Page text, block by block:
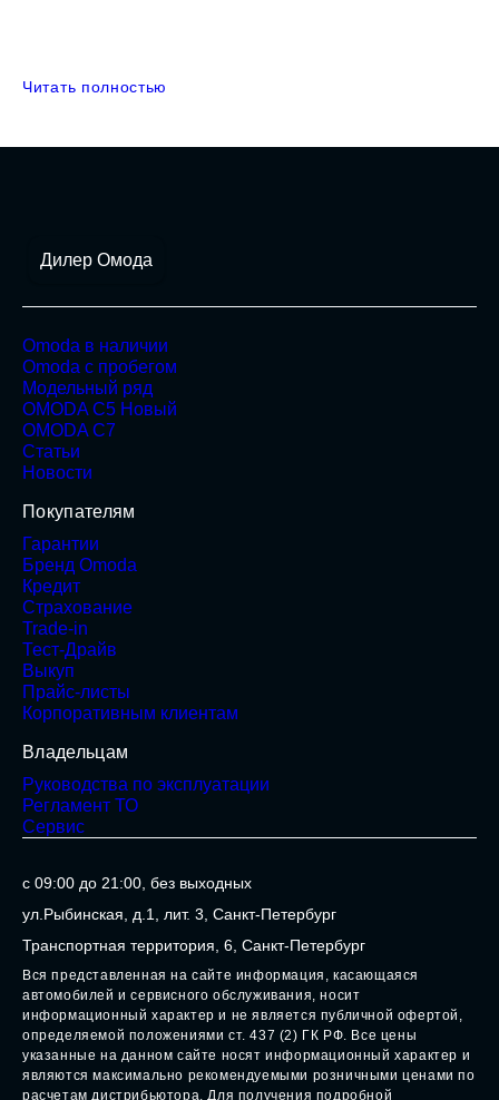
Omoda в наличии
Omoda с пробегом
Модельный ряд
OMODA C5 Новый
OMODA C7
Статьи
Новости
Покупателям
Гарантии
Бренд Omoda
Кредит
Страхование
Тест-Драйв
Выкуп
Прайс-листы
Владельцам
Руководства по эксплуатации
Регламент ТО
Сервис
с 09:00 до 21:00, без выходных
ул.Рыбинская, д.1, лит. 3, Санкт-Петербург